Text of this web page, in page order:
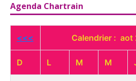
Agenda Chartrain
<<< Calendrier : aot
D L M M